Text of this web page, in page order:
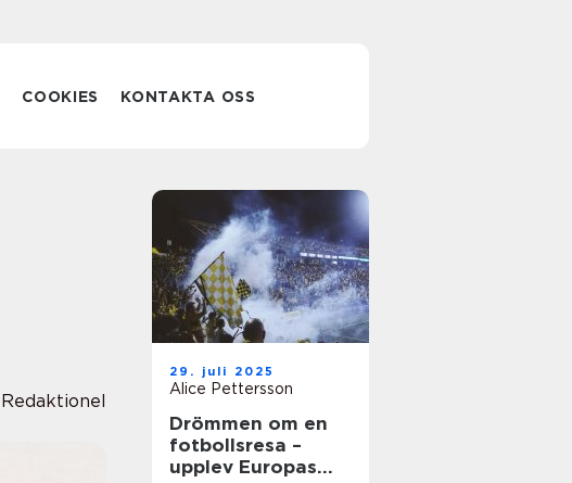
COOKIES KONTAKTA OSS
Redaktionel
29. juli 2025
Alice Pettersson
Drömmen om en
fotbollsresa –
upplev Europas